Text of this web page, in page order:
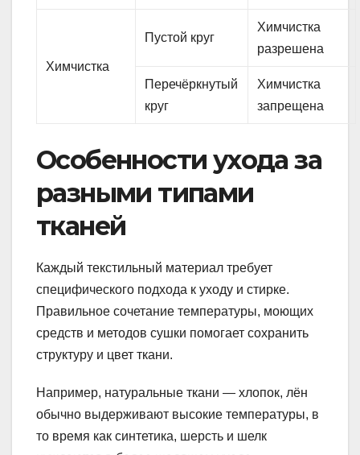
Химчистка
Пустой круг
Химчистка
разрешена
Перечёркнутый
круг
Химчистка
запрещена
Особенности ухода за
разными типами
тканей
Каждый текстильный материал требует
специфического подхода к уходу и стирке.
Правильное сочетание температуры, моющих
средств и методов сушки помогает сохранить
структуру и цвет ткани.
Например, натуральные ткани — хлопок, лён
обычно выдерживают высокие температуры, в
то время как синтетика, шерсть и шелк